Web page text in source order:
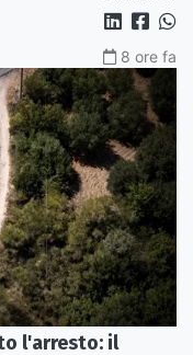
8 ore fa
l'arresto: il